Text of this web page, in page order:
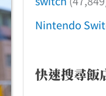
Nintendo
快速搜尋飯